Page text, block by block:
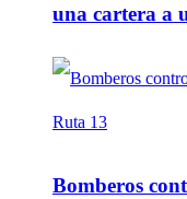
una cartera a
Bomberos